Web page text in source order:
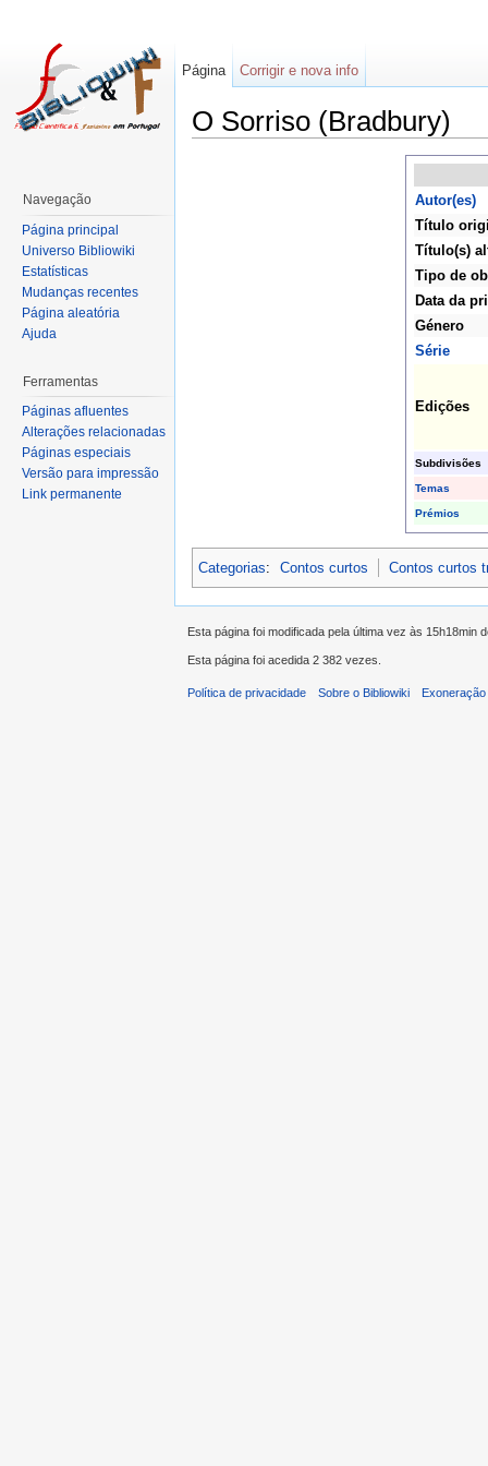
O Sorriso (Bradbury)
Autor(es)
Título
Título(s)
Tipo de
Data da
Género
Série
Edições
Subdivisões
Temas
Prémios
Categorias: Contos curtos Contos curtos
Página Corrigir e nova info
Navegação
Página principal
Universo Bibliowiki
Estatísticas
Mudanças recentes
Página aleatória
Ajuda
Ferramentas
Páginas afluentes
Alterações relacionadas
Páginas especiais
Versão para impressão
Link permanente
Esta página foi modificada pela última vez às 15h18min
Esta página foi acedida 2 382 vezes.
Política de privacidade Sobre o Bibliowiki